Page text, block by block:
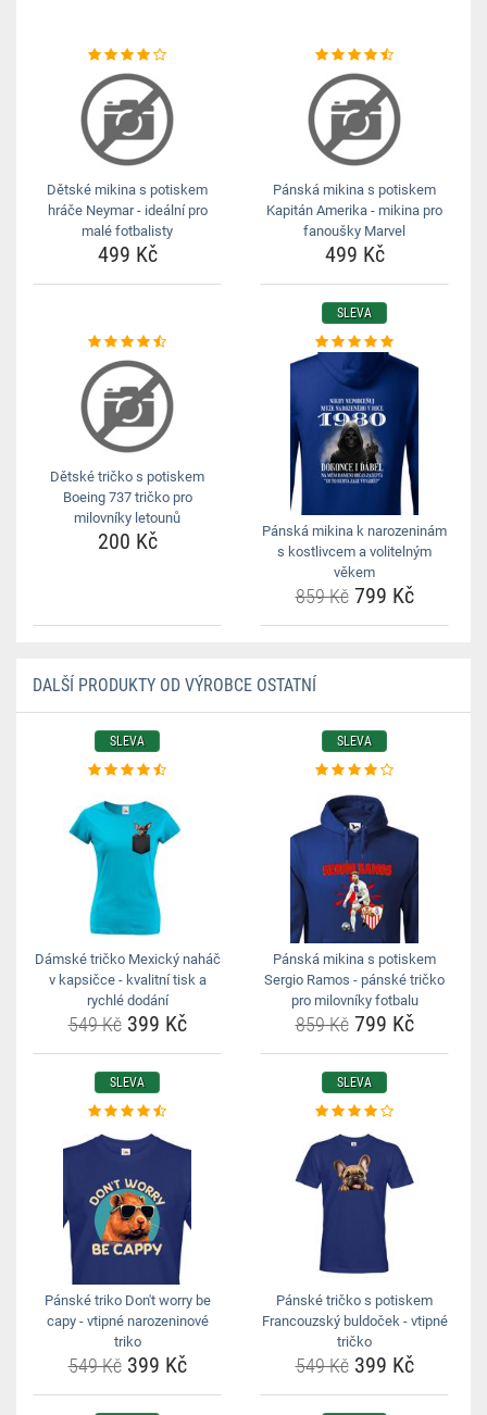
Dětské mikina s potiskem
hráče Neymar - ideální pro
malé fotbalisty
499 Kč
Pánská mikina s potiskem
Kapitán Amerika - mikina pro
fanoušky Marvel
499 Kč
Dětské tričko s potiskem
Boeing 737 tričko pro
milovníky letounů
200 Kč
SLEVA
Pánská mikina k narozeninám
s kostlivcem a volitelným
věkem
859 Kč799 Kč
DALŠÍ PRODUKTY OD VÝROBCE OSTATNÍ
SLEVA
Dámské tričko Mexický naháč
v kapsičce - kvalitní tisk a
rychlé dodání
549 Kč399 Kč
SLEVA
Pánská mikina s potiskem
Sergio Ramos - pánské tričko
pro milovníky fotbalu
859 Kč799 Kč
SLEVA
Pánské triko Don't worry be
capy - vtipné narozeninové
triko
549 Kč399 Kč
SLEVA
Pánské tričko s potiskem
Francouzský buldoček - vtipné
tričko
549 Kč399 Kč